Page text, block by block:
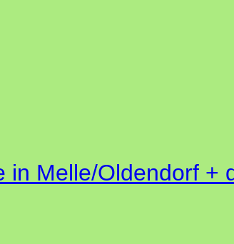
in Melle/Oldendorf +